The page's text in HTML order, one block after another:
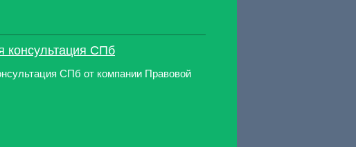
консультация СПб
СПб от компании Правовой